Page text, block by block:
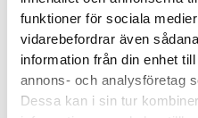
funktioner för sociala
vidarebefordrar även
information från din enhet
annons- och analysföretag
Dessa kan i sin tur